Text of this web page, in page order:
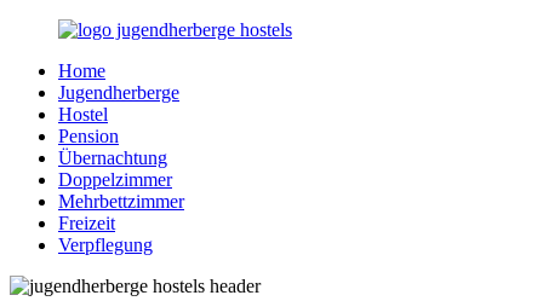
Zurück
Inhalt
Jugendherberge-
Hostels.de
Reisen
junge
jung
gebliebene
Menschen
Home
Jugendherberge
Hostel
Pension
Übernachtung
Doppelzimmer
Mehrbettzimmer
Freizeit
Verpflegung